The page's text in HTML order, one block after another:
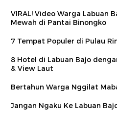
VIRAL! Video Warga Labuan Bajo Diusir Satpam Hotel
Mewah di Pantai Binongko
7 Tempat Populer di Pulau
8 Hotel di Labuan Bajo
& View Laut
Bertahun Warga Nggilat
Jangan Ngaku Ke Labuan